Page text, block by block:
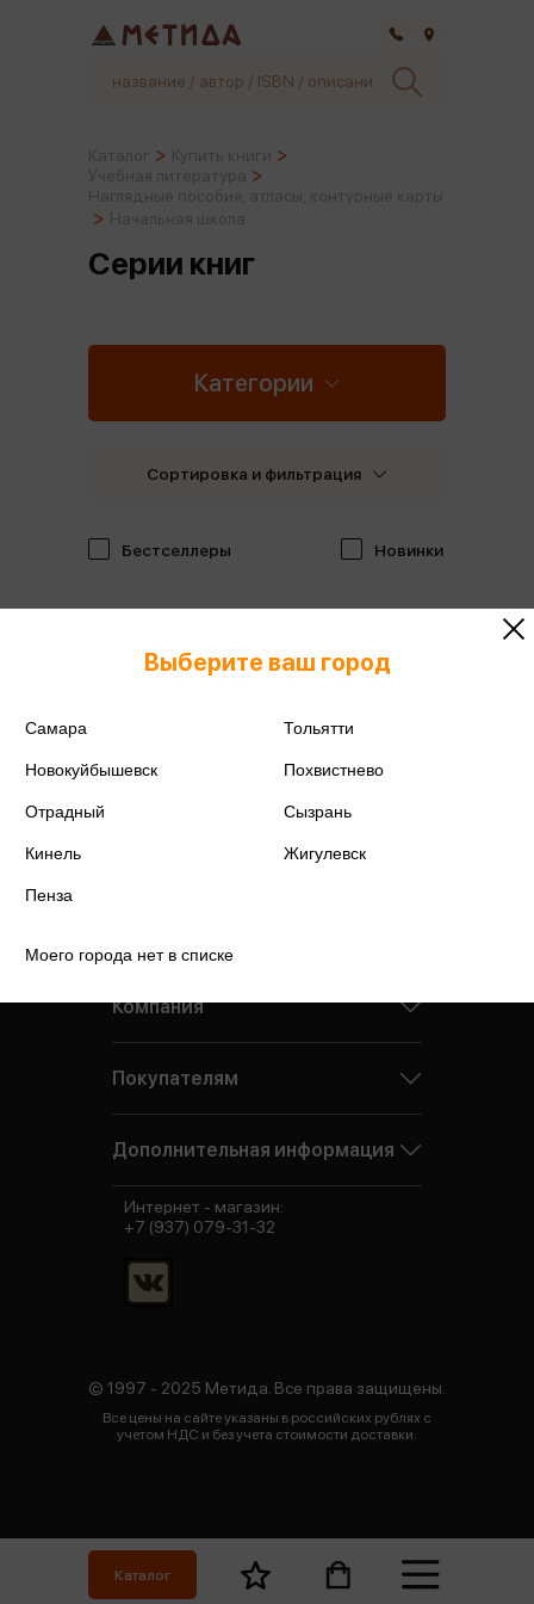
Каталог
Серии книг
Категории
Бестселлеры Новинки
Сортировка и фильтрация
Выберите ваш город
Самара Тольятти
Новокуйбышевск Похвистнево
Отрадный Сызрань
Кинель Жигулевск
Пенза
Моего города нет в списке
Компания
Покупателям
Дополнительная информация
© 1997 - 2025 Метида. Все права защищены.
Все цены на сайте указаны в российских рублях с
учетом НДС и без учета стоимости доставки.
Интернет - магазин:
+7 (937) 079-31-32